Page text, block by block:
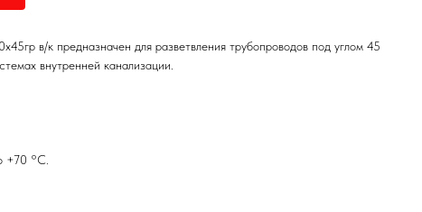
в/к предназначен для разветвления трубопроводов под углом 45
внутренней канализации.
+70 °C.